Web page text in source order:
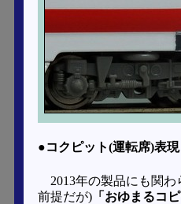
●コクピット(運転席)表現
2013年の製品にも関
前提だが) 「おゆまるコ